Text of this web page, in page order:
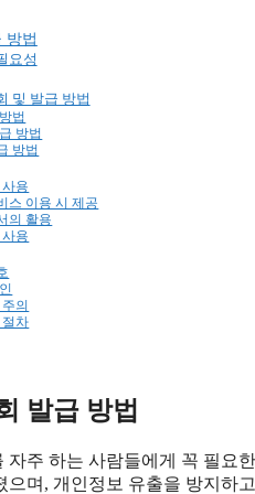
방법
요성
및 발급 방법
법
방법
방법
용
스 이용 시 제공
의 활용
용
의
절차
발급 방법
주 하는 사람들에게 꼭 필요
며, 개인정보 유출을 방지하